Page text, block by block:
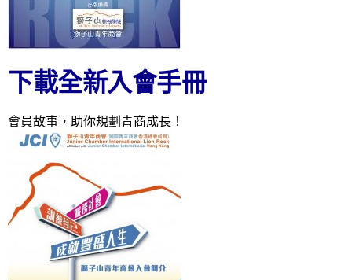
下載全新入會手冊
會員故事，助你規劃青商成長！